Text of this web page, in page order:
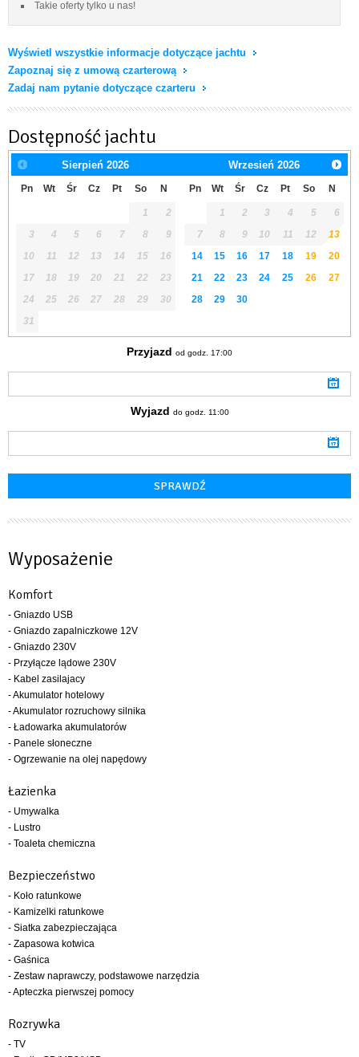
Takie oferty tylko u nas!
Wyświetl wszystkie informacje dotyczące jachtu
Zapoznaj się z umową czarterową
Zadaj nam pytanie dotyczące czarteru
Dostępność jachtu
Sierpień 2026
Pn Wt Śr Cz Pt So N
1
2
3
4 5 6 7 8
9
10
11 12 13 14 15
16
17
18 19 20 21 22
23
24
25 26 27 28 29
30
31
Wrzesień 2026
Pn Wt Śr Cz Pt So N
1 2 3 4 5
6
7
8 9 10 11 12
13
14
15 16 17 18 19
20
21
22 23 24 25 26
27
28
29 30
Przyjazd od godz. 17:00
Wyjazd do godz. 11:00
Wyposażenie
Komfort
- Gniazdo USB
- Gniazdo zapalniczkowe 12V
- Gniazdo 230V
- Przyłącze lądowe 230V
- Kabel zasilajacy
- Akumulator hotelowy
- Akumulator rozruchowy silnika
- Ładowarka akumulatorów
- Panele słoneczne
- Ogrzewanie na olej napędowy
Łazienka
- Umywalka
- Lustro
- Toaleta chemiczna
Bezpieczeństwo
- Koło ratunkowe
- Kamizelki ratunkowe
- Siatka zabezpieczająca
- Zapasowa kotwica
- Gaśnica
- Zestaw naprawczy, podstawowe narzędzia
- Apteczka pierwszej pomocy
Rozrywka
- TV